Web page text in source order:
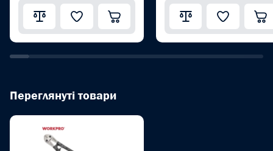
Переглянуті товари